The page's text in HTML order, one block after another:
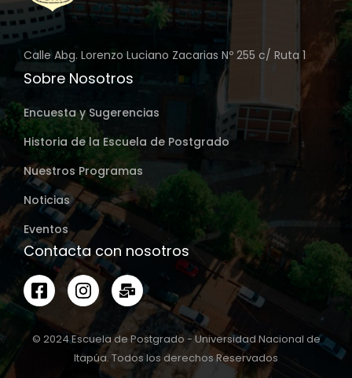
Calle Abg. Lorenzo Luciano Zacarias Nº 255 c/ Ruta 1
Sobre Nosotros
Encuesta y Sugerencias
Historia de la Escuela de Postgrado
Nuestros Programas
Noticias
Eventos
Contacta con nosotros
© 2024 Escuela de Postgrado - Universidad Nacional de
Itapúa. Todos los derechos Reservados